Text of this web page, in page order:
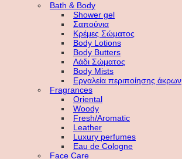
Bath & Body
Shower gel
Σαπούνια
Κρέμες Σώματος
Body Lotions
Body Butters
Λάδι Σώματος
Body Mists
Εργαλεία περιποίησης άκρων
Fragrances
Oriental
Woody
Fresh/Aromatic
Leather
Luxury perfumes
Eau de Cologne
Face Care